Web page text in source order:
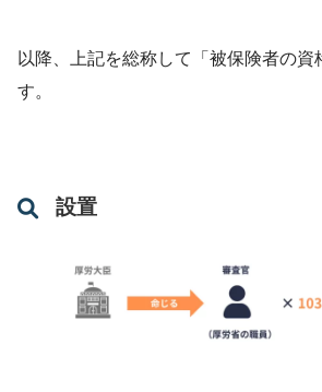
以降、上記を総称して「被保険者の資
す。
設置